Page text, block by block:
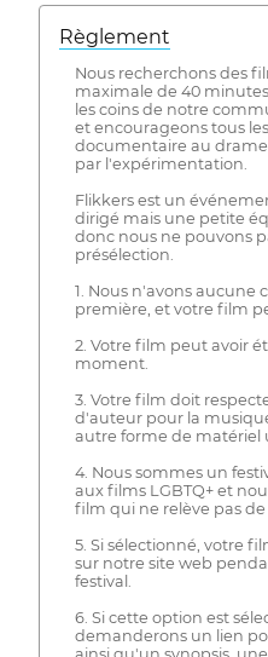
Règlement
Nous recherchons des
maximale de 40
les coins de notre
et encourageons tous
documentaire au
par l'expérimentation.
Flikkers est un
dirigé mais une petite
donc nous ne pouvons
présélection.
1. Nous n'avons aucune
première, et votre film
2. Votre film peut avoir
moment.
3. Votre film doit
d'auteur pour la
autre forme de matériel
4. Nous sommes un
aux films LGBTQ+ et
film qui ne relève pas de
5. Si sélectionné, votre
sur notre site web
festival.
6. Si cette option est
demanderons un lien